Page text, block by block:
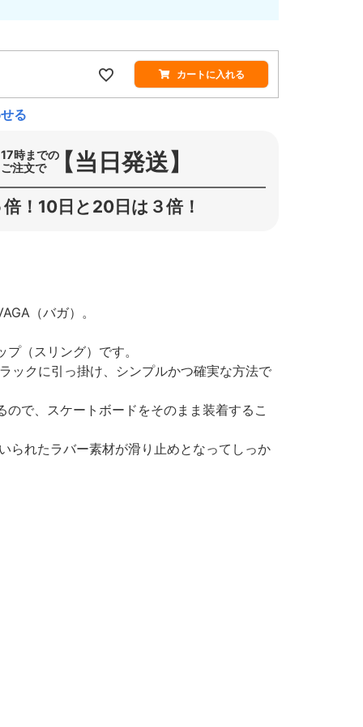
カートに入れる
る
17時までの
ご注文で 【当日発送】
！10日と20日は３倍！
（バガ）。
（スリング）です。
ックに引っ掛け、シンプルかつ確実な方法で
で、スケートボードをそのまま装着するこ
られたラバー素材が滑り止めとなってしっか